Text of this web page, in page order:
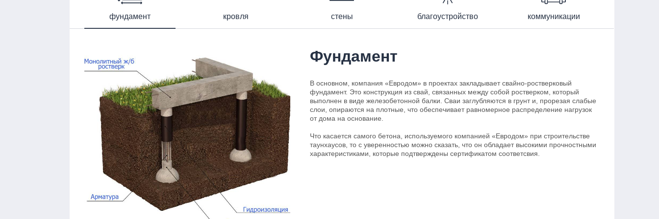
фундамент кровля стены благоустройство коммуникации
Фундамент
В основном, компания «Евродом» в проектах закладывает свайно-ростверковый
фундамент. Это конструкция из свай, связанных между собой ростверком, который
выполнен в виде железобетонной балки. Сваи заглубляются в грунт и, прорезая слабые
слои, опираются на плотные, что обеспечивает равномерное распределение нагрузок
от дома на основание.
Что касается самого бетона, используемого компанией «Евродом» при строительстве
таунхаусов, то с уверенностью можно сказать, что он обладает высокими прочностными
характеристиками, которые подтверждены сертификатом соответсвия.